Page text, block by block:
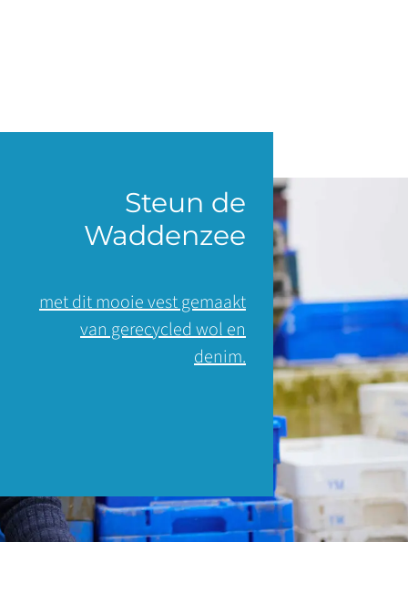
Steun de
Waddenzee
met dit mooie vest gemaakt
van gerecycled wol en
denim.